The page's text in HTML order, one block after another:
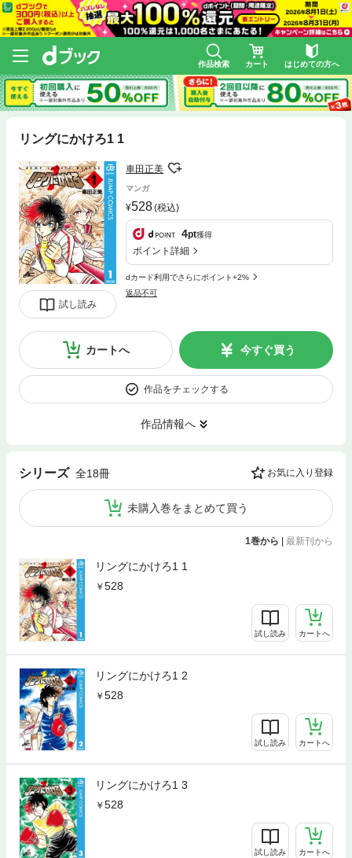
作品検索 カート はじめての方へ
リングにかけろ1 1
試し読み
車田正美
マンガ
528(税込)
4pt獲得
ポイント詳細
dカード利用でさらにポイント+2%
返品不可
カートへ 今すぐ買う
作品をチェックする
作品情報へ
シリーズ 全18冊 お気に入り登録
未購入巻をまとめて買う
1巻から 最新刊から
リングにかけろ1 1
528
試し読み カートへ
リングにかけろ1 2
528
試し読み カートへ
リングにかけろ1 3
528
試し読み カートへ